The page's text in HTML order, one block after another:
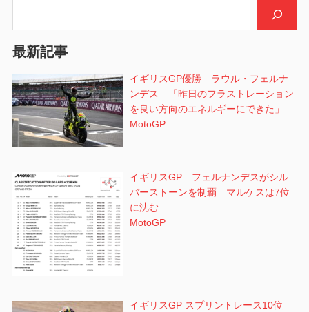
ン
最新記事
イギリスGP優勝 ラウル・フェルナ
ンデス 「昨日のフラストレーション
を良い方向のエネルギーにできた」
MotoGP
イギリスGP フェルナンデスがシル
バーストーンを制覇 マルケスは7位
に沈む
MotoGP
イギリスGP スプリントレース10位